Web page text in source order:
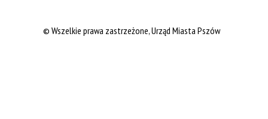
© Wszelkie prawa zastrzeżone, Urząd Miasta Pszów